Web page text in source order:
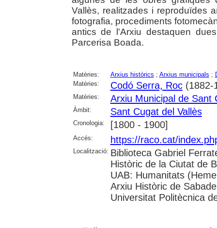
Vallès, realitzades i reproduïdes
fotografia, procediments
antics de l'Arxiu destaquen
Parcerisa Boada.
Matèries: Arxius històrics ; Arxius municipals ;
Matèries:
Codó Serra, Roc(1882-
Matèries: Arxiu Municipal de Sant
Àmbit: Sant Cugat del Vallès
Cronologia: [1800 - 1900]
Accés: https://raco.cat/
Localització: Biblioteca Gabriel
Històric de la Ciutat de
UAB: Humanitats
Arxiu Històric de
Universitat Politècnica